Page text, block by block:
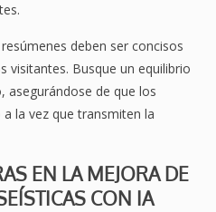
deben ser concisos
visitantes. Busque un equilibrio
asegurándose de que los
la vez que transmiten la
EN LA MEJORA DE
CON IA